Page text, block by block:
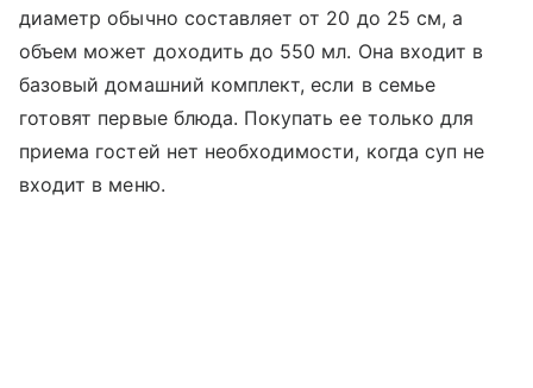
диаметр обычно составляет от 20 до 25 см, а
объем может доходить до 550 мл. Она входит в
базовый домашний комплект, если в семье
готовят первые блюда. Покупать ее только для
приема гостей нет необходимости, когда суп не
входит в меню.